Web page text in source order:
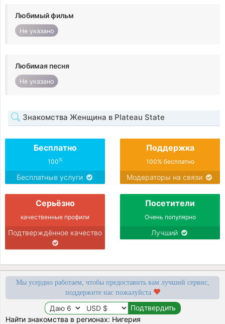
Любимый фильм
Не указано
Любимая песня
Не указано
Знакомства Женщина в Plateau State
Бесплатно
100%
Бесплатные услуги
Поддержка
100% бесплатно
Модераторы на связи
Серьёзно
качественные профили
Подтверждённое качество
Посетители
Очень популярно
Лучший
Мы усердно работаем, чтобы предоставить вам лучший сервис,
поддержите нас пожалуйста
Найти знакомства в регионах: Нигерия